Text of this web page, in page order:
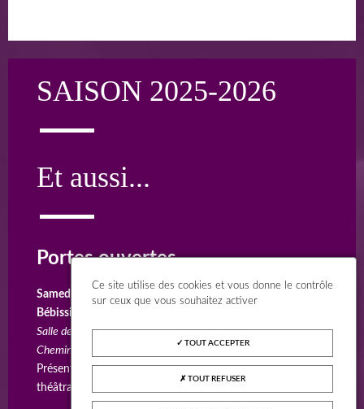
SAISON 2025-2026
Et aussi...
Portes ouvertes
Samedi 24 avril 2027
Bébissimo et éveil musical : de 10h à 11h45
Salle de réception du théâtre Madeleine-Renaud, 6 rue du
Chemin Vert de Boissy
Présentation des ateliers BéBissimo et éveil musical et
théâtral de 3 mois à 5 ans.
Ce site utilise des cookies et vous donne le contrôle
sur ceux que vous souhaitez activer
TOUT ACCEPTER
TOUT REFUSER